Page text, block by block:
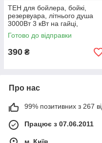
ТЕН для бойлера, бойкі,
резервуара, літнього душа
3000Вт 3 кВт на гайці,
прямий, з терморегулятором
Готово до відправки
390 ₴
Про нас
99% позитивних з 267
Працює з 07.06.2011